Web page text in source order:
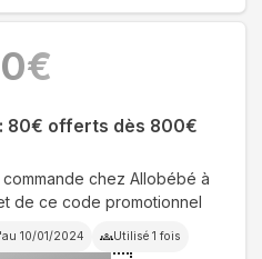
80€ offerts dès 800€
chez Allobébé à
de ce code promotionnel
10/01/2024 Utilisé 1 fois
€